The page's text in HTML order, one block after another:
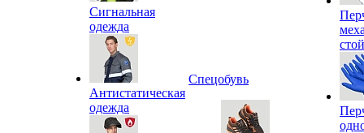
Сигнальная
одежда
Антистатическая
одежда
Спецобувь